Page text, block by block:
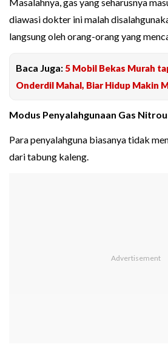
diawasi dokter ini malah
langsung oleh orang-orang yang
Baca Juga: 5 Mobil Bekas Murah
Onderdil Mahal, Biar Hidup Makin
Modus Penyalahgunaan Gas
Para penyalahguna biasanya tidak
dari tabung kaleng.